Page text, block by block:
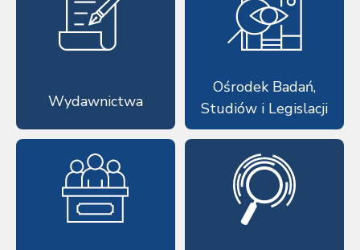
Wydawnictwa
Ośrodek Badań,
Studiów i Legislacji